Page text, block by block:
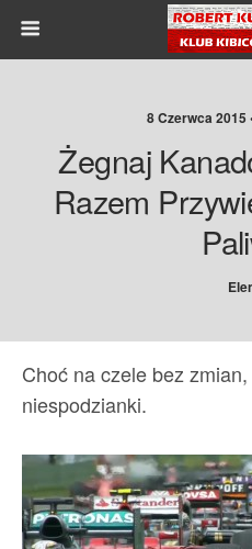
8 Czerwca 2015
Żegnaj
Razem
Choć na czele bez zmian,
niespodzianki.